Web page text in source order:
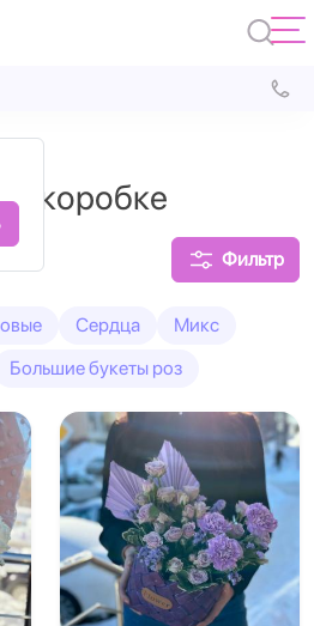
коробке
Фильтр
Сердца
Микс
Большие букеты роз